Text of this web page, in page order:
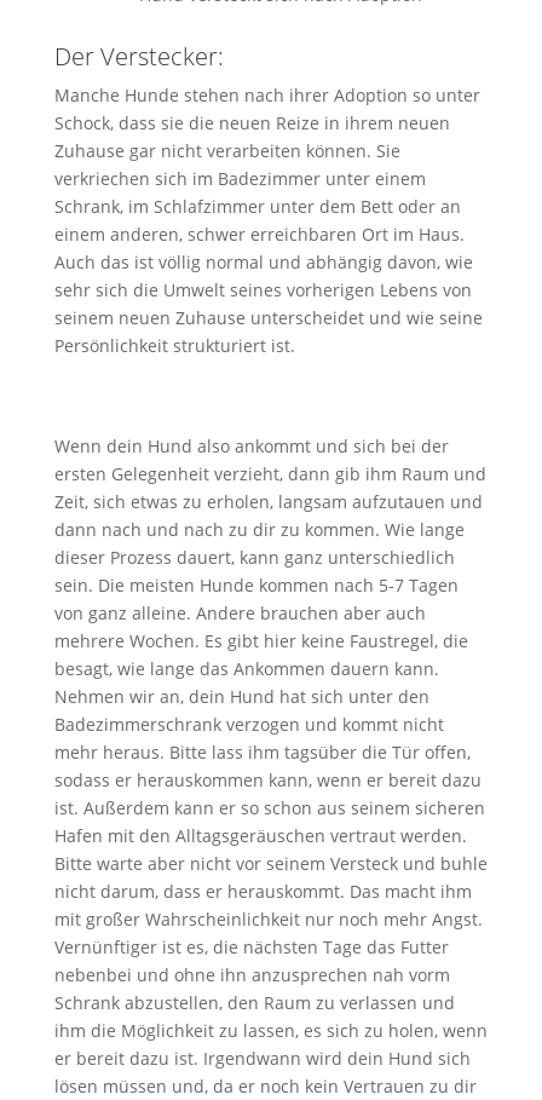
Der Verstecker:
Manche Hunde stehen nach ihrer Adoption so unter
Schock, dass sie die neuen Reize in ihrem neuen
Zuhause gar nicht verarbeiten können. Sie
verkriechen sich im Badezimmer unter einem
Schrank, im Schlafzimmer unter dem Bett oder an
einem anderen, schwer erreichbaren Ort im Haus.
Auch das ist völlig normal und abhängig davon, wie
sehr sich die Umwelt seines vorherigen Lebens von
seinem neuen Zuhause unterscheidet und wie seine
Persönlichkeit strukturiert ist.
Wenn dein Hund also ankommt und sich bei der
ersten Gelegenheit verzieht, dann gib ihm Raum und
Zeit, sich etwas zu erholen, langsam aufzutauen und
dann nach und nach zu dir zu kommen. Wie lange
dieser Prozess dauert, kann ganz unterschiedlich
sein. Die meisten Hunde kommen nach 5-7 Tagen
von ganz alleine. Andere brauchen aber auch
mehrere Wochen. Es gibt hier keine Faustregel, die
besagt, wie lange das Ankommen dauern kann.
Nehmen wir an, dein Hund hat sich unter den
Badezimmerschrank verzogen und kommt nicht
mehr heraus. Bitte lass ihm tagsüber die Tür offen,
sodass er herauskommen kann, wenn er bereit dazu
ist. Außerdem kann er so schon aus seinem sicheren
Hafen mit den Alltagsgeräuschen vertraut werden.
Bitte warte aber nicht vor seinem Versteck und buhle
nicht darum, dass er herauskommt. Das macht ihm
mit großer Wahrscheinlichkeit nur noch mehr Angst.
Vernünftiger ist es, die nächsten Tage das Futter
nebenbei und ohne ihn anzusprechen nah vorm
Schrank abzustellen, den Raum zu verlassen und
ihm die Möglichkeit zu lassen, es sich zu holen, wenn
er bereit dazu ist. Irgendwann wird dein Hund sich
lösen müssen und, da er noch kein Vertrauen zu dir